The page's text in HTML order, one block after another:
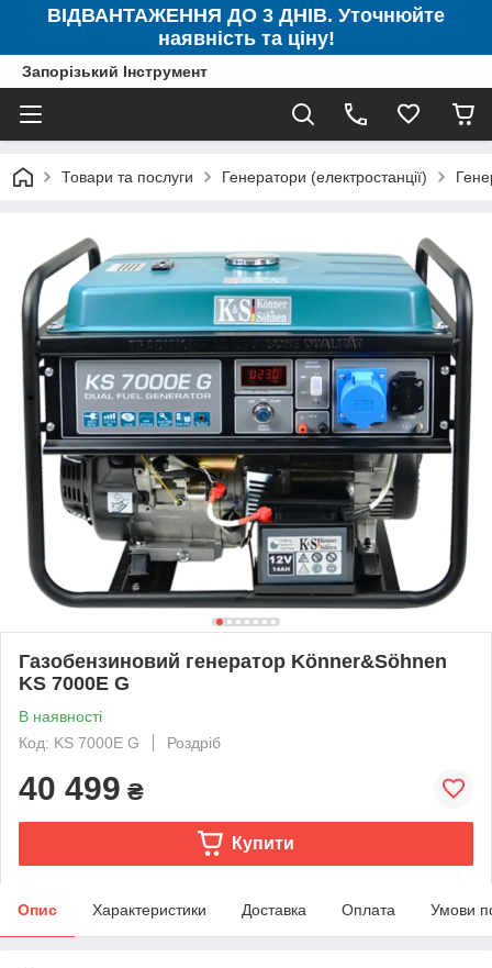
ВІДВАНТАЖЕННЯ ДО 3 ДНІВ. Уточнюйте
наявність та ціну!
Запорізький Інструмент
Товари та послуги Генератори (електростанції)
Газобензиновий генератор Könner&Söhnen
KS 7000E G
В наявності
Код: KS 7000E G
Роздріб
40 499 ₴
Купити
Опис Характеристики Доставка Оплата Умови